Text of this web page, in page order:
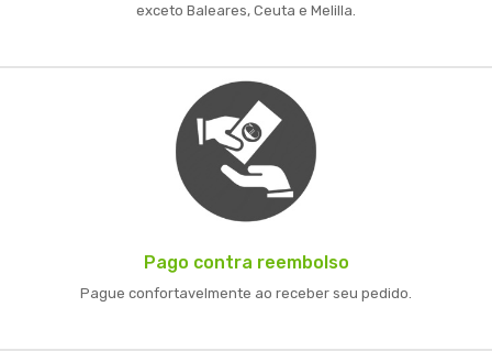
exceto Baleares, Ceuta e Melilla.
Pago contra reembolso
Pague confortavelmente ao receber seu pedido.